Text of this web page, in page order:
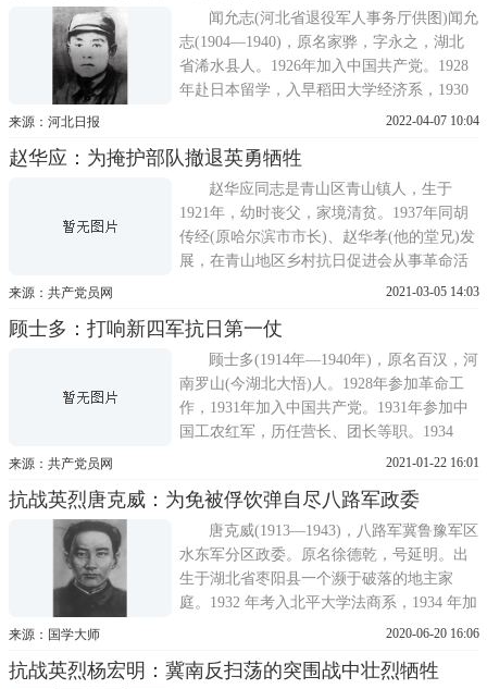
中国大学政治经济系。一二·九爱国运动领导
人之一。1936年5
闻允志(河北省退役军人事务厅供图)闻允
志(1904—1940)，原名家骅，字永之，湖北
省浠水县人。1926年加入中国共产党。1928
年赴日本留学，入早稻田大学经济系，1930
年转入东京工业大学机械系。九一八事变
会负责人，发表抗日宣言，被遣送回国。
1931年12月，在上海被捕。1933年获释后，
在河南偃师中学任教。1935
来源：河北日报 2022-04-07 10:04
赵华应：为掩护部队撤退英勇牺牲
赵华应同志是青山区青山镇人，生于
1921年，幼时丧父，家境清贫。1937年同胡
传经(原哈尔滨市市长)、赵华孝(他的堂兄)发
展，在青山地区乡村抗日促进会从事革命活
动。当时党组织准备送他们到延安抗大，由
留在当地打游击。1939年至1942年赵华应和
赵华孝(同为新四军五师战士)在汉口东西湖
柏泉打游击，赵华孝在一
来源：共产党员网 2021-03-05 14:03
顾士多：打响新四军抗日第一仗
顾士多(1914年—1940年)，原名百汉，河
南罗山(今湖北大悟)人。1928年参加革命工
作，1931年加入中国共产党。1931年参加中
国工农红军，历任营长、团长等职。1934
年，任鄂东北独立团团长，坚持鄂豫边游击
第四支队，任四支队九团团长。1938年3月，
新四军第四支队奉命东进抗日。1940年牺
牲，年仅26岁。2014年被民政
来源：共产党员网 2021-01-22 16:01
抗战英烈唐克威：为免被俘饮弹自尽八路军政委
唐克威(1913—1943)，八路军冀鲁豫军区
水东军分区政委。原名徐德乾，号延明。出
生于湖北省枣阳县一个濒于破落的地主家
庭。1932 年考入北平大学法商系，1934 年加
入中国共产党。1935 年在一二·九学生运动中
面爆发后，入延安抗日军政大学学习，毕业
来源：国学大师 2020-06-20 16:06
抗战英烈杨宏明：冀南反扫荡的突围战中壮烈牺牲